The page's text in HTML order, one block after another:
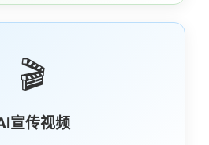
🎬
宣传视频